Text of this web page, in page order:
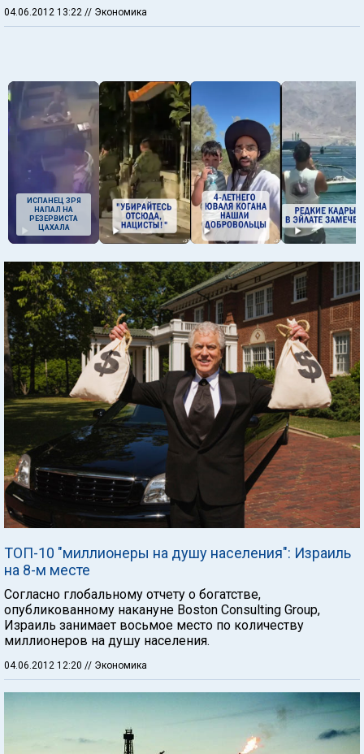
04.06.2012 13:22 // Экономика
ИСПАНЕЦ ЗРЯ
НАПАЛ НА
РЕЗЕРВИСТА
ЦАХАЛА
ТОП-10 "миллионеры на душу населения": Израиль
на 8-м месте
Согласно глобальному отчету о богатстве,
опубликованному накануне Boston Consulting Group,
Израиль занимает восьмое место по количеству
миллионеров на душу населения.
04.06.2012 12:20 // Экономика